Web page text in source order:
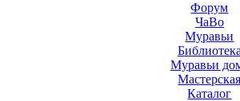
Форум
ЧаВо
Муравьи
Муравьи
Каталог